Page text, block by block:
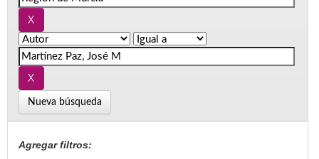
Nueva búsqueda
Agregar filtros: